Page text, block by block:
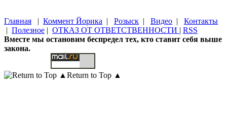
Главная | Коммент Йорика | Розыск | Видео | Контакты
| Полезное | ОТКАЗ ОТ ОТВЕТСТВЕННОСТИ | RSS
Вместе мы остановим беспредел тех, кто ставит себя выше
закона.
Return to Top ▲